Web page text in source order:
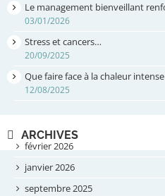
Le management bienveillant
03/01/2026
Stress et cancers…
20/09/2025
Que faire face à la chaleur
12/08/2025
ARCHIVES
février 2026
janvier 2026
septembre 2025